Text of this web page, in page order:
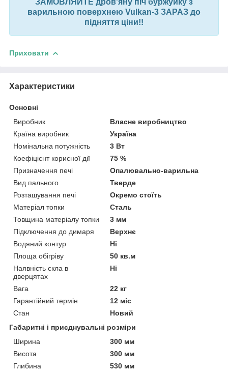
варильною поверхнею Vulkan-3 ЗАРАЗ до
підняття ціни!!
Приховати
Характеристики
Основні
Виробник
Власне виробництво
Країна виробник
Україна
Номінальна потужність
3 Вт
Коефіцієнт корисної дії
75 %
Призначення печі
Опалювально-варильна
Вид пального
Тверде
Розташування печі
Окремо стоїть
Матеріал топки
Сталь
Товщина матеріалу топки
3 мм
Підключення до димаря
Верхнє
Водяний контур
Ні
Площа обігріву
50 кв.м
Наявність скла в
дверцятах
Ні
Вага
22 кг
Гарантійний термін
12 міс
Стан
Новий
Габаритні і приєднувальні розміри
Ширина
300 мм
Висота
300 мм
Глибина
530 мм